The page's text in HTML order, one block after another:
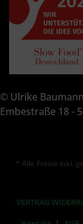
© Ulrike
Embestraße 18 -
* Alle Preise inkl.
VERTRAG